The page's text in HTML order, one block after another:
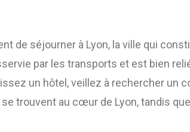
de séjourner à Lyon, la ville qui
par les transports et est bien
un hôtel, veillez à rechercher un
trouvent au cœur de Lyon, tandis